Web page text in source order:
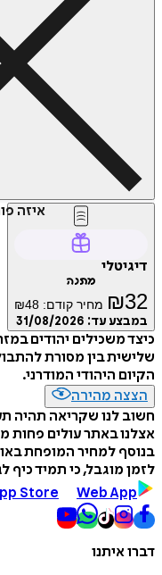
איזה
דיגיטלי
מתנה
₪32 מחיר קודם: ₪48
במבצע עד: 31/08/2026
שלישית בין מסורת
הקיום היהודי המודרני.
הצצה מהירה
חשוב לנו שקריאה תהיה
אצלנו באתר עולים פחות
בנוסף למחיר המופחת
לזמן מוגבל, כי תמיד כיף
Store Web App
דברו איתנו